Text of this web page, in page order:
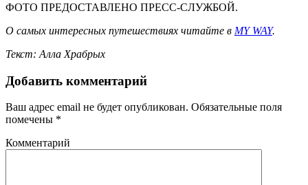
ФОТО ПРЕДОСТАВЛЕНО ПРЕСС-СЛУЖБОЙ.
О самых интересных путешествиях читайте в MY WAY.
Текст: Алла Храбрых
Добавить комментарий
Ваш адрес email не будет опубликован. Обязательные поля
помечены *
Комментарий